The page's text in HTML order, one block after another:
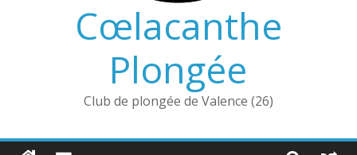
Cœlacanthe
Plongée
Club de plongée de Valence (26)